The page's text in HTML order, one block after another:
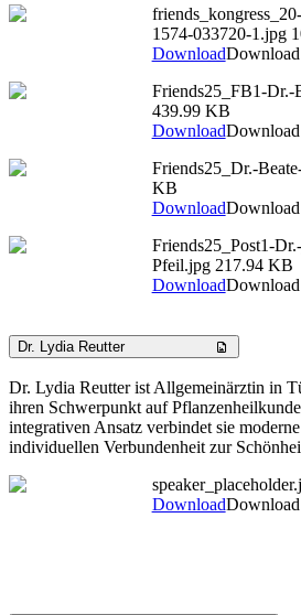
1574-033720-1.jpg
DownloadDownload
Friends25_FB1-Dr.-
439.99 KB
DownloadDownload
Friends25_Dr.-
KB
DownloadDownload
Friends25_Post1-
Pfeil.jpg 217.94 KB
DownloadDownload
Dr. Lydia Reutter
Dr. Lydia Reutter ist Allgemeinärztin in
ihren Schwerpunkt auf
integrativen Ansatz verbindet sie
individuellen Verbundenheit zur
DownloadDownload